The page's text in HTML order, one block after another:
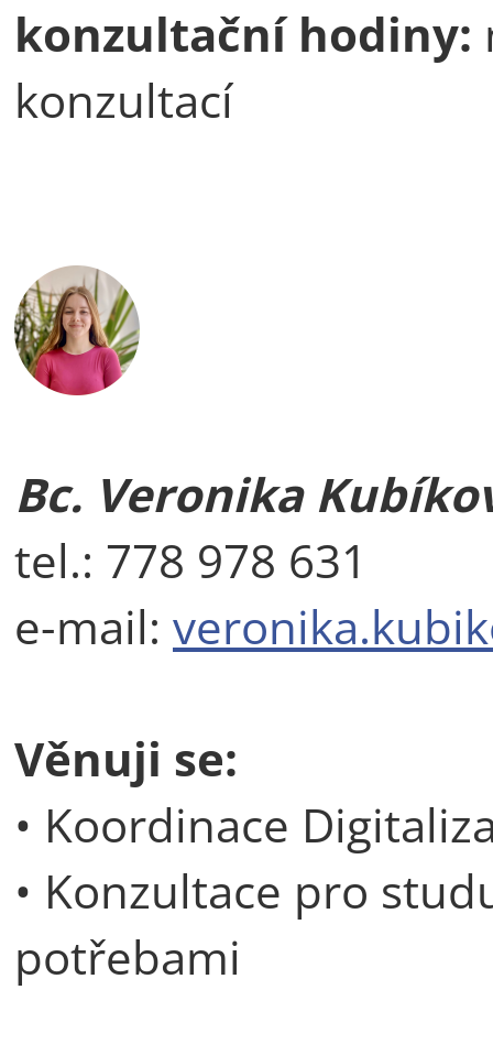
konzultační hodiny:
konzultací
Bc. Veronika
tel.: 778 978 631
e-mail:
Věnuji se:
• Koordinace
• Konzultace pro
potřebami